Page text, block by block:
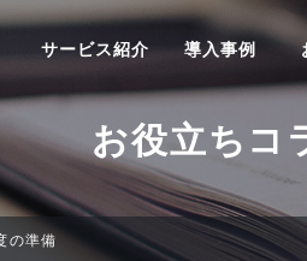
サービス紹介 導入事例
お役立ちコ
の準備